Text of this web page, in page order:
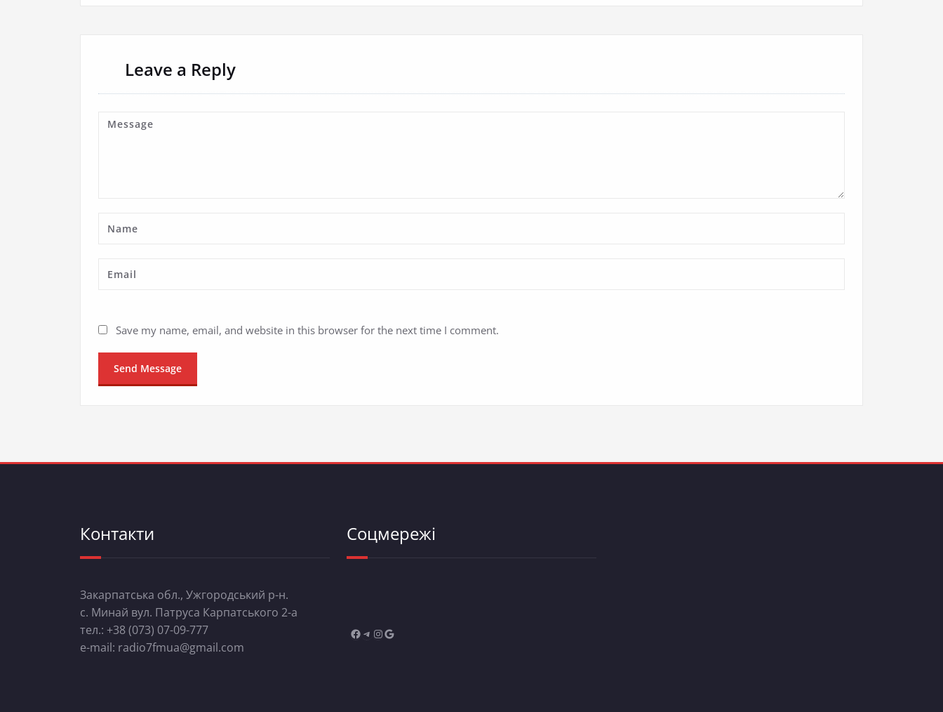
Leave a Reply
Save my name, email, and website in this browser for the next time I comment.
Контакти
Закарпатська обл., Ужгородський р-н.
с. Минай вул. Патруса Карпатського 2-а
тел.: +38 (073) 07-09-777
e-mail: radio7fmua@gmail.com
Соцмережі